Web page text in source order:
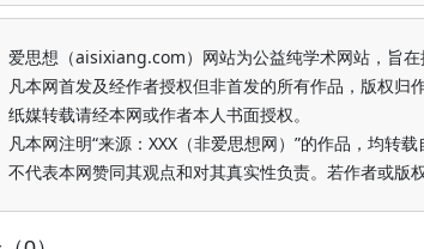
爱思想（aisixiang.com）网站为公益纯学术网站，旨在
凡本网首发及经作者授权但非首发的所有作品，版权归
纸媒转载请经本网或作者本人书面授权。
凡本网注明“来源：XXX（非爱思想网）”的作品，均转
不代表本网赞同其观点和对其真实性负责。若作者或版